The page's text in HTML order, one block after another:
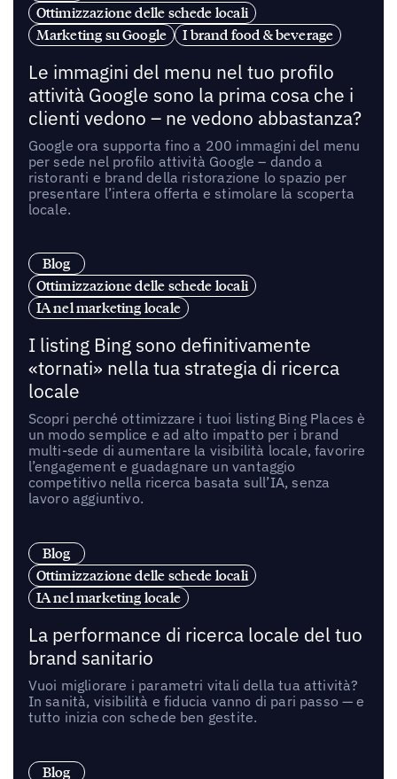
Ottimizzazione delle schede locali
Marketing su Google
I brand food & beverage
Le immagini del menu nel tuo profilo
attività Google sono la prima cosa che i
clienti vedono – ne vedono abbastanza?
Google ora supporta fino a 200 immagini del menu
per sede nel profilo attività Google – dando a
ristoranti e brand della ristorazione lo spazio per
presentare l’intera offerta e stimolare la scoperta
locale.
Blog
Ottimizzazione delle schede locali
IA nel marketing locale
I listing Bing sono definitivamente
«tornati» nella tua strategia di ricerca
locale
Scopri perché ottimizzare i tuoi listing Bing Places è
un modo semplice e ad alto impatto per i brand
multi-sede di aumentare la visibilità locale, favorire
l’engagement e guadagnare un vantaggio
competitivo nella ricerca basata sull’IA, senza
lavoro aggiuntivo.
Blog
Ottimizzazione delle schede locali
IA nel marketing locale
La performance di ricerca locale del tuo
brand sanitario
Vuoi migliorare i parametri vitali della tua attività?
In sanità, visibilità e fiducia vanno di pari passo — e
tutto inizia con schede ben gestite.
Blog